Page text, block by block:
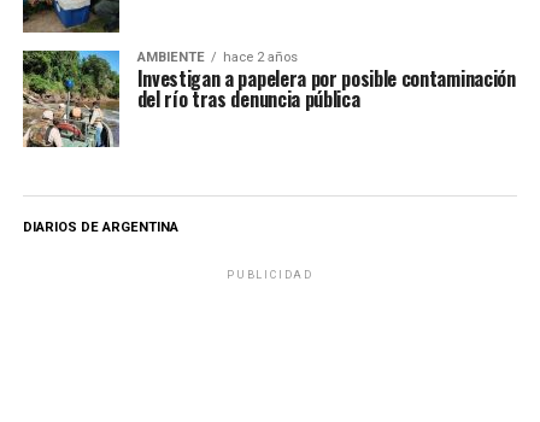
AMBIENTE hace 2 años
Investigan a papelera por posible contaminación
del río tras denuncia pública
DIARIOS DE ARGENTINA
PUBLICIDAD